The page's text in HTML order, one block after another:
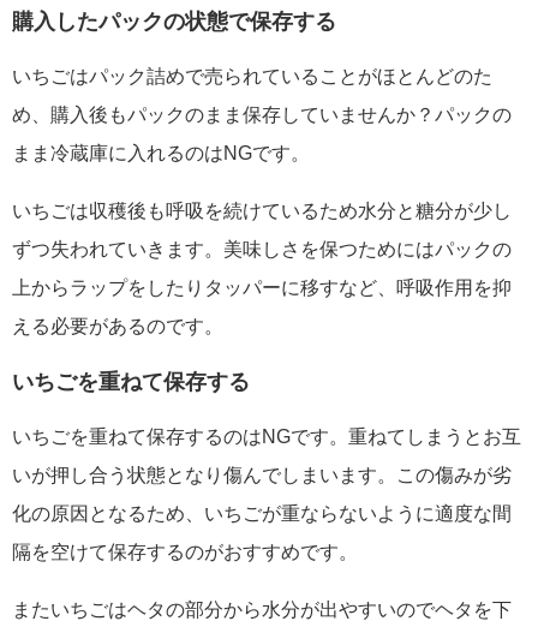
購入したパックの状態で保存する
いちごはパック詰めで売られていることがほとんどのた
め、購入後もパックのまま保存していませんか？パックの
まま冷蔵庫に入れるのはNGです。
いちごは収穫後も呼吸を続けているため水分と糖分が少し
ずつ失われていきます。美味しさを保つためにはパックの
上からラップをしたりタッパーに移すなど、呼吸作用を抑
える必要があるのです。
いちごを重ねて保存する
いちごを重ねて保存するのはNGです。重ねてしまうとお互
いが押し合う状態となり傷んでしまいます。この傷みが劣
化の原因となるため、いちごが重ならないように適度な間
隔を空けて保存するのがおすすめです。
またいちごはヘタの部分から水分が出やすいのでヘタを下